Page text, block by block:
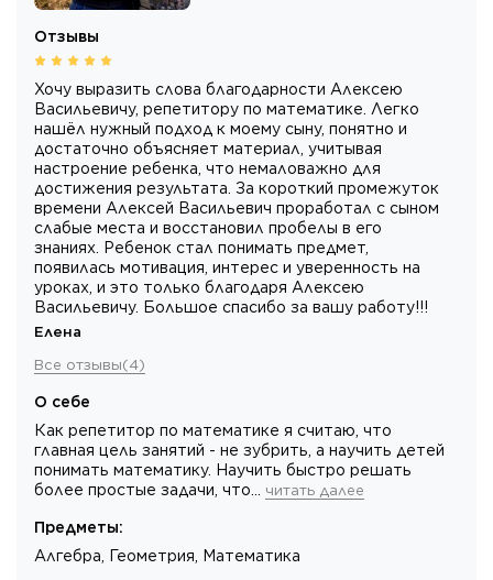
Отзывы
Хочу выразить слова благодарности Алексею
Васильевичу, репетитору по математике. Легко
нашёл нужный подход к моему сыну, понятно и
достаточно объясняет материал, учитывая
настроение ребенка, что немаловажно для
достижения результата. За короткий промежуток
времени Алексей Васильевич проработал с сыном
слабые места и восстановил пробелы в его
знаниях. Ребенок стал понимать предмет,
появилась мотивация, интерес и уверенность на
уроках, и это только благодаря Алексею
Васильевичу. Большое спасибо за вашу работу!!!
Елена
Все отзывы(4)
О себе
Как репетитор по математике я считаю, что
главная цель занятий - не зубрить, а научить детей
понимать математику. Научить быстро решать
более простые задачи, что… читать далее
Предметы:
Алгебра, Геометрия, Математика